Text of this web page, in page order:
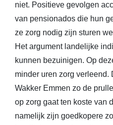
niet. Positieve gevolgen
van pensionados die hun
ze zorg nodig zijn sturen
Het argument landelijke
kunnen bezuinigen. Op
minder uren zorg verleend.
Wakker Emmen zo de
op zorg gaat ten koste van
namelijk zijn goedkopere